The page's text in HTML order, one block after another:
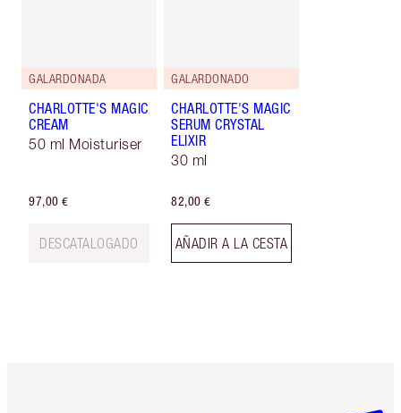
GALARDONADA
CHARLOTTE'S MAGIC
CREAM
50 ml Moisturiser
97,00 €
DESCATALOGADO
GALARDONADO
CHARLOTTE'S MAGIC
SERUM CRYSTAL
ELIXIR
30 ml
82,00 €
AÑADIR A LA CESTA